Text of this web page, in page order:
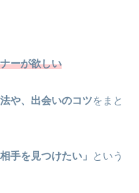
ーが欲しい
や、出会いのコツをまと
手を見つけたい」 という